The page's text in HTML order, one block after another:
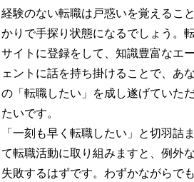
経験のない転職は戸惑いを覚えるこ
かりで手探り状態になるでしょう。
サイトに登録をして、知識豊富なエ
ェントに話を持ち掛けることで、あ
の「転職したい」を成し遂げていた
たいです。
「一刻も早く転職したい」と切羽詰
て転職活動に取り組みますと、例外な
失敗するはずです。わずかながらで